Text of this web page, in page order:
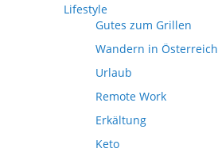
Lifestyle
Gutes zum Grillen
Wandern in Österreich
Urlaub
Remote Work
Erkältung
Keto